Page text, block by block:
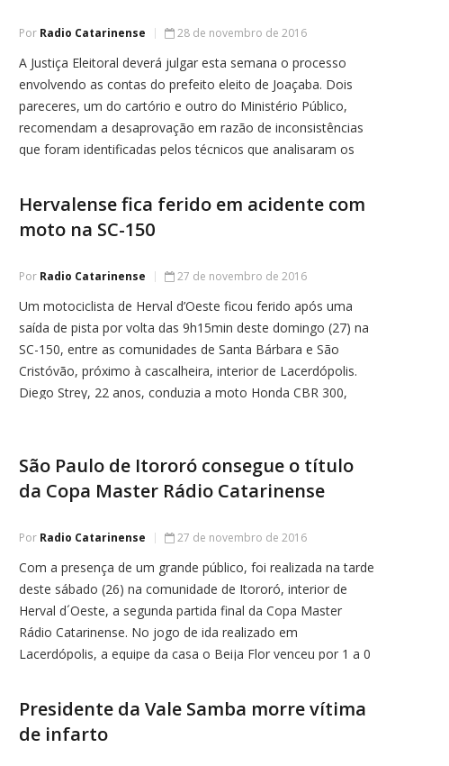
Por Radio Catarinense 28 de novembro de 2016
A Justiça Eleitoral deverá julgar esta semana o processo
envolvendo as contas do prefeito eleito de Joaçaba. Dois
pareceres, um do cartório e outro do Ministério Público,
recomendam a desaprovação em razão de inconsistências
que foram identificadas pelos técnicos que analisaram os
Ragnini, contador Jorge Dresch, concedeu
Hervalense fica ferido em acidente com
moto na SC-150
Por Radio Catarinense 27 de novembro de 2016
Um motociclista de Herval d’Oeste ficou ferido após uma
saída de pista por volta das 9h15min deste domingo (27) na
SC-150, entre as comunidades de Santa Bárbara e São
Cristóvão, próximo à cascalheira, interior de Lacerdópolis.
Diego Strey, 22 anos, conduzia a moto Honda CBR 300,
São Paulo de Itororó consegue o título
da Copa Master Rádio Catarinense
Por Radio Catarinense 27 de novembro de 2016
Com a presença de um grande público, foi realizada na tarde
deste sábado (26) na comunidade de Itororó, interior de
Herval d´Oeste, a segunda partida final da Copa Master
Rádio Catarinense. No jogo de ida realizado em
Lacerdópolis, a equipe da casa o Beija Flor venceu por 1 a 0
Presidente da Vale Samba morre vítima
de infarto